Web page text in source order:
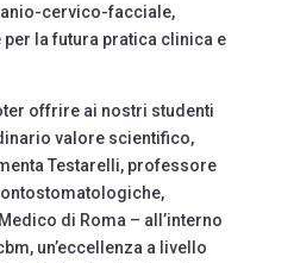
cervico-facciale,
la futura pratica clinica e
offrire ai nostri studenti
valore scientifico,
Testarelli, professore
di Roma – all’interno
un’eccellenza a livello